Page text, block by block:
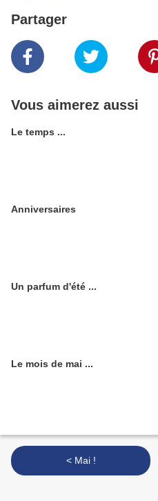
Partager
Vous aimerez aussi
Le temps ...
Anniversaires
Un parfum d'été ...
Le mois de mai ...
< Mai !